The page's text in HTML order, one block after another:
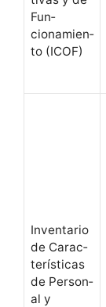
Fun­
cionamien­
to (ICOF)
Inven­tario
de Car­ac­
terís­ti­cas
de Per­son­
al y